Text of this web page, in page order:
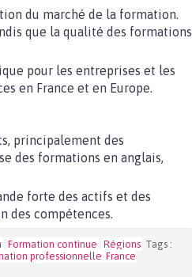
du marché de la formation.
que la qualité des formations
pour les entreprises et les
en France et en Europe.
principalement des
des formations en anglais,
forte des actifs et des
des compétences.
Formation continue Régions Tags :
professionnelle France